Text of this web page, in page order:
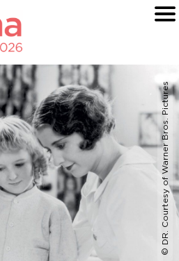
© DR. Courtesy of Warner Bros. Pictures